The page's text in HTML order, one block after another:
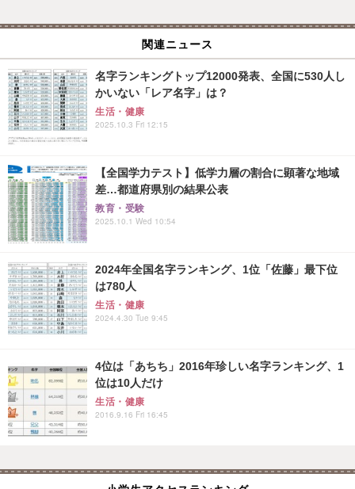
関連ニュース
名字ランキングトップ12000発表、全国に530人し
かいない「レア名字」は？
生活・健康
2025.10.3 Fri 12:15
【全国学力テスト】低学力層の割合に顕著な地域
差…都道府県別の結果公表
教育・受験
2025.10.1 Wed 10:54
2024年全国名字ランキング、1位「佐藤」最下位
は780人
生活・健康
2024.4.30 Tue 9:45
4位は「あちち」2016年珍しい名字ランキング、1
位は10人だけ
生活・健康
2016.9.16 Fri 16:45